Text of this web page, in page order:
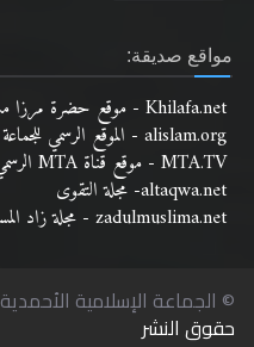
مواقع صديقة:
Khilafa.net - موقع حضرة مرزا مسرور أحمد نصره الله
alislam.org - الموقع الرسمي للجماعة الإسلامية الأحمدية باللغة الانجليزية
MTA.TV - موقع قناة MTA الرسمي
altaqwa.net- مجلة التقوى
zadulmuslima.net - مجلة زاد المسلمة
© الجماعة الإسلامية الأحمدية 2018. جميع الحقوق محفوظة. |
حقوق النشر